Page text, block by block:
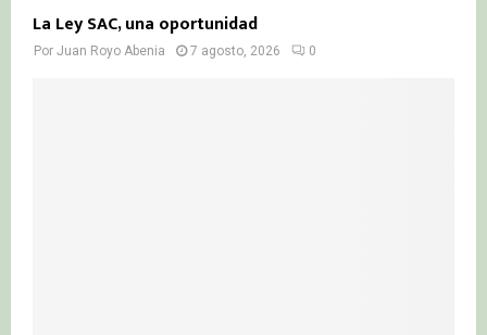
La Ley SAC, una oportunidad
Por Juan Royo Abenia 7 agosto, 2026 0